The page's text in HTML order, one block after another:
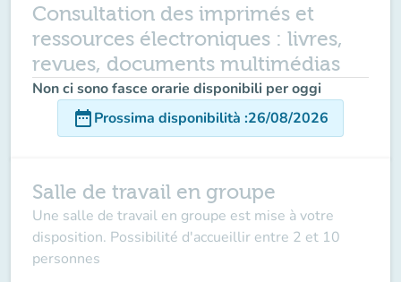
Consultation des imprimés et
ressources électroniques : livres,
revues, documents multimédias
Non ci sono fasce orarie disponibili per oggi
date_rangeProssima disponibilità :26/08/2026
Salle de travail en groupe
Une salle de travail en groupe est mise à votre
disposition. Possibilité d'accueillir entre 2 et 10
personnes